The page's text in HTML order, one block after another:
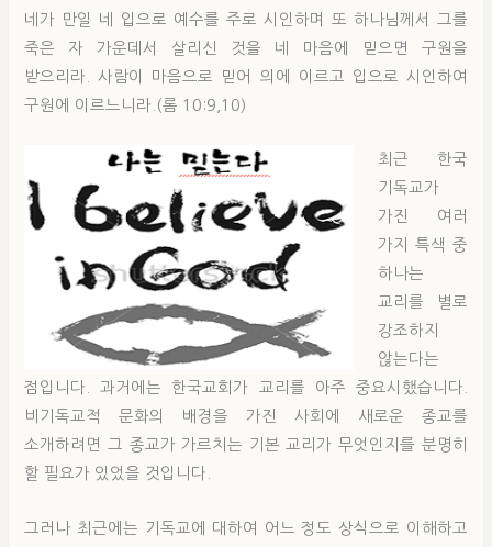
네가 만일 네 입으로 예수를 주로 시인하며 또 하나님께서 그를
죽은 자 가운데서 살리신 것을 네 마음에 믿으면 구원을
받으리라. 사람이 마음으로 믿어 의에 이르고 입으로 시인하여
구원에 이르느니라.(롬 10:9,10)
최근 한국
기독교가
가진 여러
가지 특색 중
하나는
교리를 별로
강조하지
않는다는
점입니다. 과거에는 한국교회가 교리를 아주 중요시했습니다.
비기독교적 문화의 배경을 가진 사회에 새로운 종교를
소개하려면 그 종교가 가르치는 기본 교리가 무엇인지를 분명히
할 필요가 있었을 것입니다.
그러나 최근에는 기독교에 대하여 어느 정도 상식으로 이해하고